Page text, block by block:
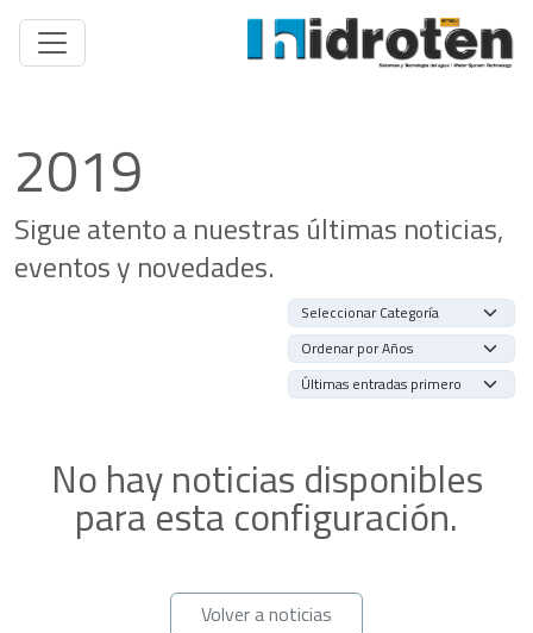
2019
Sigue atento a nuestras últimas noticias,
eventos y novedades.
No hay noticias disponibles
para esta configuración.
Volver a noticias